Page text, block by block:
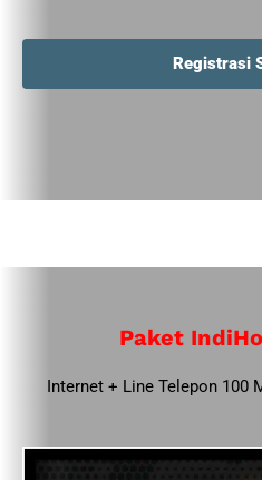
Registrasi
Paket
Internet + Line Telepon 100